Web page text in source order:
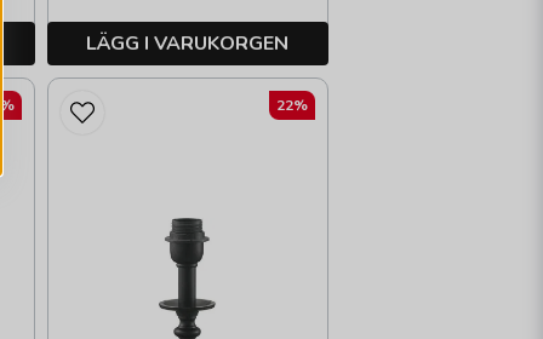
LÄGG I VARUKORGEN
22%